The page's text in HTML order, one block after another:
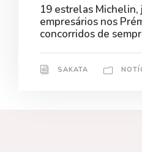
19 estrelas Michelin,
empresários nos
concorridos de
SAKATA